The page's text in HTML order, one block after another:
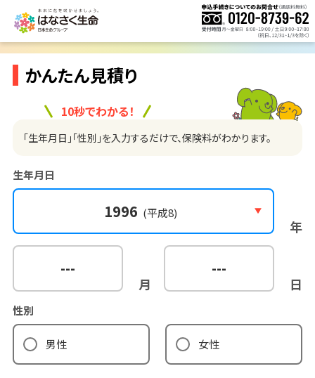
かんたん見積り
10秒でわかる！
「生年月日」「性別」を入力するだけで、保険料がわかります。
生年月日
1996 (平成8)
年
---
月
---
日
性別
男性 女性